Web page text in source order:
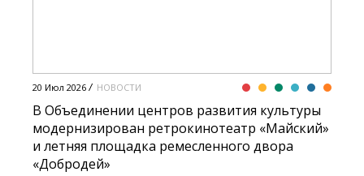
20 Июл 2026 НОВОСТИ
В Объединении центров развития культуры
модернизирован ретрокинотеатр «Майский»
и летняя площадка ремесленного двора
«Добродей»